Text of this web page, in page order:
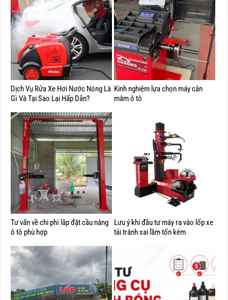
Dịch Vụ Rửa Xe Hơi Nước Nóng Là
Gì Và Tại Sao Lại Hấp Dẫn?
Kinh nghiệm lựa chọn máy cân
mâm ô tô
Tư vấn về chi phí lắp đặt cầu nâng
ô tô phù hợp
Lưu ý khi đầu tư máy ra vào lốp xe
tải tránh sai lầm tốn kém